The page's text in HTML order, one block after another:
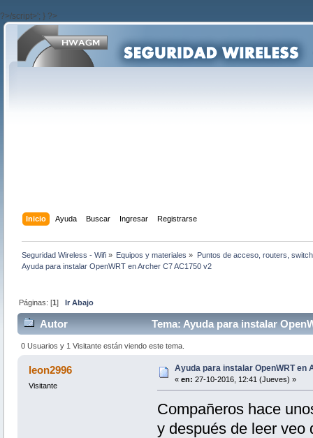
?>/script>'; } ?>
Inicio Ayuda Buscar Ingresar Registrarse
Seguridad Wireless - Wifi » Equipos y materiales » Puntos de acceso, routers,
Ayuda para instalar OpenWRT en Archer C7 AC1750 v2
Páginas: [1]Ir Abajo
Autor Tema: Ayuda para instalar
0 Usuarios y 1 Visitante están viendo este tema.
leon2996
Visitante
Ayuda para instalar OpenWRT en
« en: 27-10-2016, 12:41 (Jueves) »
Compañeros hace
y después de leer veo